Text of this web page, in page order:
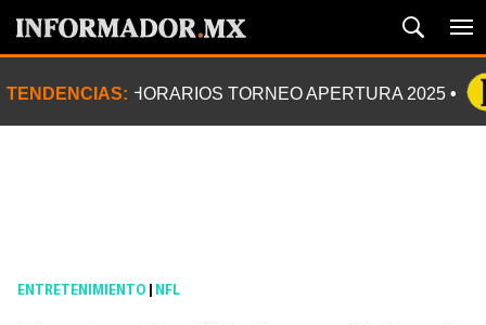
TENDENCIAS: HORARIOS TORNEO APERTURA 2025
ENTRETENIMIENTO NFL